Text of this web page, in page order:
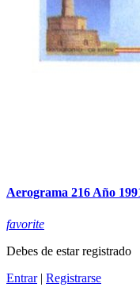
Aerograma 216 Año
favorite
Debes de estar registrado
Entrar| Registrarse